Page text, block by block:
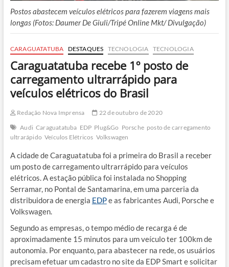
Postos abastecem veículos elétricos para fazerem viagens mais
longas (Fotos: Daumer De Giuli/Tripé Online Mkt/ Divulgação)
CARAGUATATUBA DESTAQUES TECNOLOGIA TECNOLOGIA
Caraguatatuba recebe 1º posto de
carregamento ultrarrápido para
veículos elétricos do Brasil
Redação Nova Imprensa
22 de outubro de 2020
Audi Caraguatatuba EDP Plug&Go Porsche posto de carregamento
ultrarápido Veículos Elétricos Volkswagen
A cidade de Caraguatatuba foi a primeira do Brasil a receber
um posto de carregamento ultrarrápido para veículos
elétricos. A estação pública foi instalada no Shopping
Serramar, no Pontal de Santamarina, em uma parceria da
distribuidora de energia EDPe as fabricantes Audi, Porsche e
Volkswagen.
Segundo as empresas, o tempo médio de recarga é de
aproximadamente 15 minutos para um veículo ter 100km de
autonomia. Por enquanto, para abastecer na rede, os usuários
precisam efetuar um cadastro no site da EDP Smart e solicitar